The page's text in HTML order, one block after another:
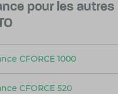
pour les autres
CFORCE 1000
CFORCE 520